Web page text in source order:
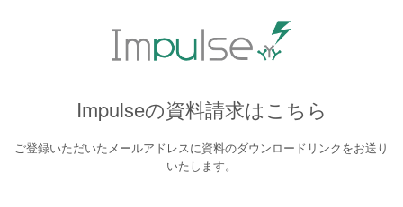
Impulseの資料請求はこちら
ご登録いただいたメールアドレスに資料のダウンロードリンクをお送り
いたします。